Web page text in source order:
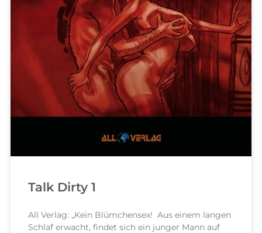
Talk Dirty 1
All Verlag: „Kein Blümchensex! Aus einem langen
Schlaf erwacht, findet sich ein junger Mann auf